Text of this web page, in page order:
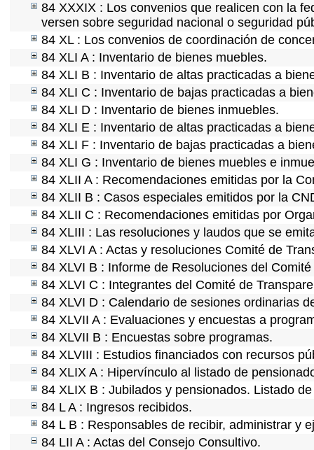
84 XXXIX : Los convenios que realicen con la
versen sobre seguridad nacional o seguridad
84 XL : Los convenios de coordinación de
84 XLI A : Inventario de bienes muebles.
84 XLI B : Inventario de altas practicadas a
84 XLI C : Inventario de bajas practicadas a
84 XLI D : Inventario de bienes inmuebles.
84 XLI E : Inventario de altas practicadas a
84 XLI F : Inventario de bajas practicadas a
84 XLI G : Inventario de bienes muebles e
84 XLII A : Recomendaciones emitidas por la
84 XLII B : Casos especiales emitidos por la
84 XLII C : Recomendaciones emitidas por
84 XLIII : Las resoluciones y laudos que se
84 XLVI A : Actas y resoluciones Comité de
84 XLVI B : Informe de Resoluciones del
84 XLVI C : Integrantes del Comité de
84 XLVI D : Calendario de sesiones ordinarias
84 XLVII A : Evaluaciones y encuestas a
84 XLVII B : Encuestas sobre programas.
84 XLVIII : Estudios financiados con recursos
84 XLIX A : Hipervínculo al listado de
84 XLIX B : Jubilados y pensionados. Listado
84 L A : Ingresos recibidos.
84 L B : Responsables de recibir, administrar y
84 LII A : Actas del Consejo Consultivo.